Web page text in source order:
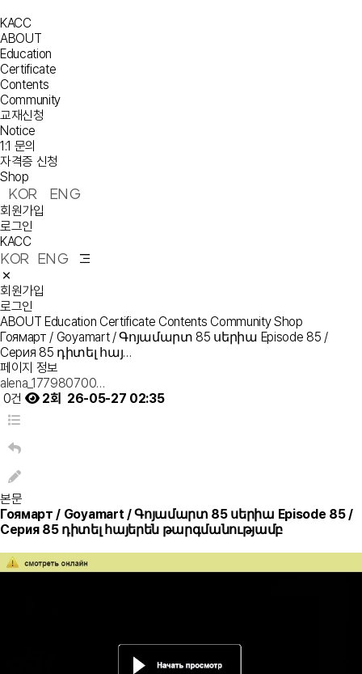
KACC
ABOUT
Education
Certificate
Contents
Community
교재신청
Notice
1:1 문의
자격증 신청
Shop
KOR ENG
회원가입
로그인
KACC
KOR ENG
회원가입
로그인
ABOUT Education Certificate Contents CommunityShop
Гоямарт / Goyamart / Գոյամարտ 85 սերիա Episode 85 /
Серия 85 դիտել հայ…
페이지 정보
alena_177980700…
0건
2회 26-05-27 02:35
본문
Гоямарт / Goyamart / Գոյամարտ 85 սերիա Episode 85 /
Серия 85 դիտել հայերեն թարգմանությամբ